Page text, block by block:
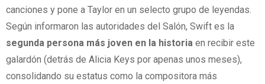
canciones y pone a Taylor en un selecto grupo de leyendas.
Según informaron las autoridades del Salón, Swift es la
segunda persona más joven en la historia en recibir este
galardón (detrás de Alicia Keys por apenas unos meses),
consolidando su estatus como la compositora más